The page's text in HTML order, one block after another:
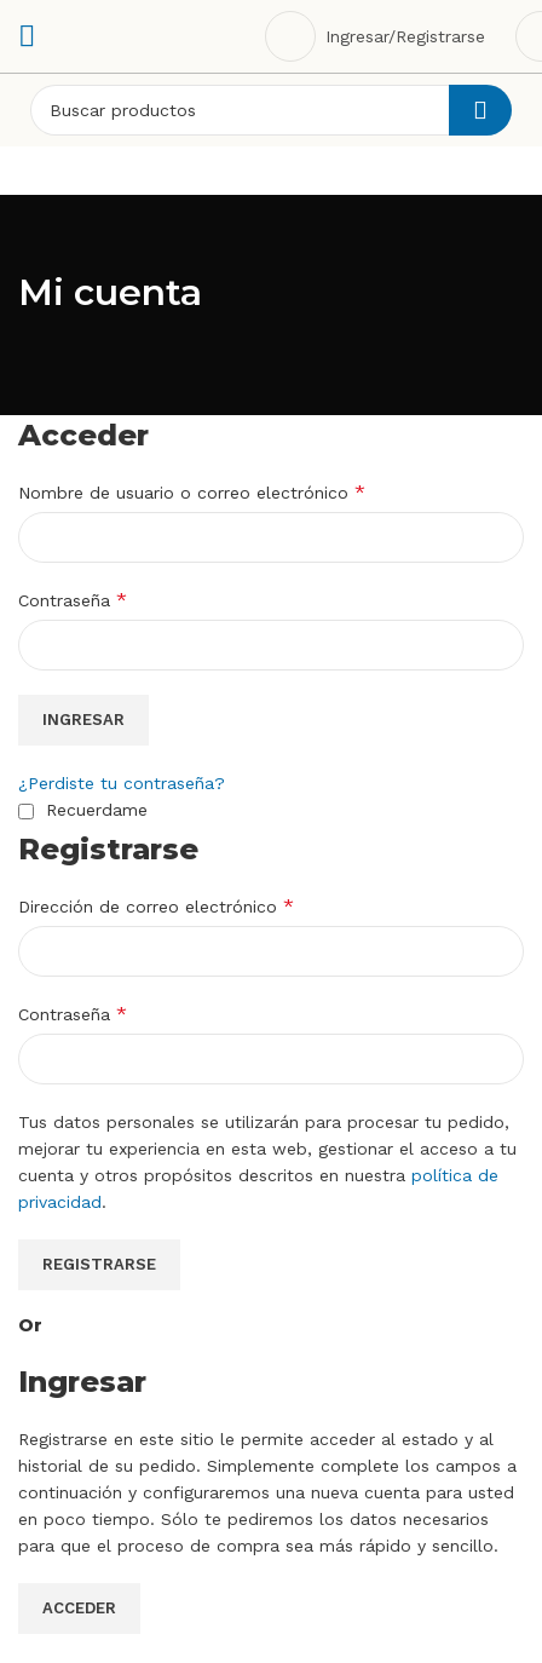
Ingresar/Registrarse
Mi cuenta
Acceder
Nombre de usuario o correo electrónico *
Contraseña *
INGRESAR
¿Perdiste tu contraseña?
Recuerdame
Registrarse
Dirección de correo electrónico *
Contraseña *
Tus datos personales se utilizarán para procesar tu pedido,
mejorar tu experiencia en esta web, gestionar el acceso a tu
cuenta y otros propósitos descritos en nuestra política de
privacidad.
REGISTRARSE
Or
Ingresar
Registrarse en este sitio le permite acceder al estado y al
historial de su pedido. Simplemente complete los campos a
continuación y configuraremos una nueva cuenta para usted
en poco tiempo. Sólo te pediremos los datos necesarios
para que el proceso de compra sea más rápido y sencillo.
ACCEDER